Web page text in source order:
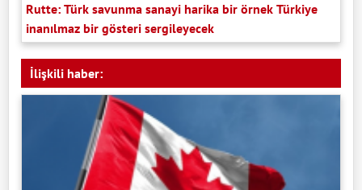
Rutte: Türk savunma sanayi harika bir örnek Türkiye
inanılmaz bir gösteri sergileyecek
İlişkili haber: